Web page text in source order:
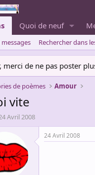
Quoi de neuf
Rechercher dans
merci de ne pas poster
de poèmes Amour
vite
Avril 2008
24 Avril 2008